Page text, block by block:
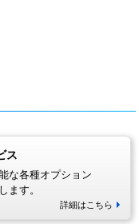
ス
な各種オプション
ます。
詳細はこちら